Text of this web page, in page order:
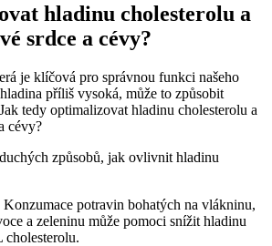
hladinu cholesterolu a
srdce a cévy?
je klíčová pro správnou funkci našeho
příliš vysoká, může to způsobit
tedy optimalizovat hladinu cholesterolu a
cévy?
způsobů, jak ovlivnit hladinu
Konzumace potravin bohatých na vlákninu,
a zeleninu může pomoci snížit hladinu
cholesterolu.